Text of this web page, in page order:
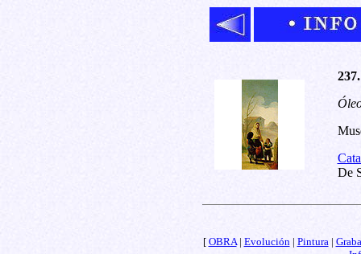
De
[ OBRA| Evolución| Pintura|